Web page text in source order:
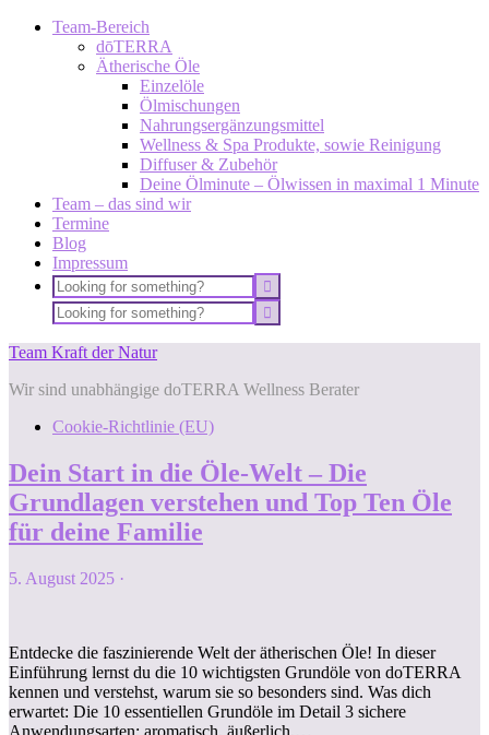
Team-Bereich
dōTERRA
Ätherische Öle
Einzelöle
Ölmischungen
Nahrungsergänzungsmittel
Wellness & Spa Produkte, sowie Reinigung
Diffuser & Zubehör
Deine Ölminute – Ölwissen in maximal 1 Minute
Team – das sind wir
Termine
Blog
Impressum
Team Kraft der Natur
Wir sind unabhängige doTERRA Wellness Berater
Cookie-Richtlinie (EU)
Dein Start in die Öle-Welt – Die
Grundlagen verstehen und Top Ten Öle
für deine Familie
5. August 2025 ·
Entdecke die faszinierende Welt der ätherischen Öle! In dieser
Einführung lernst du die 10 wichtigsten Grundöle von doTERRA
kennen und verstehst, warum sie so besonders sind. Was dich
erwartet: Die 10 essentiellen Grundöle im Detail 3 sichere
Anwendungsarten: aromatisch, äußerlich,…